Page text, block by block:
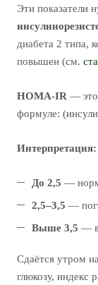
Эти показатели
диабета 2 типа,
повышен (см.
HOMA-IR — это
формуле:
Интерпретация:
До 2,5 —
2,5–3,5 —
Выше 3,5 —
Сдаётся утром
глюкозу, индекс